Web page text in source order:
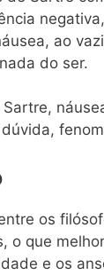
ao
do ser.
os
o que
e os